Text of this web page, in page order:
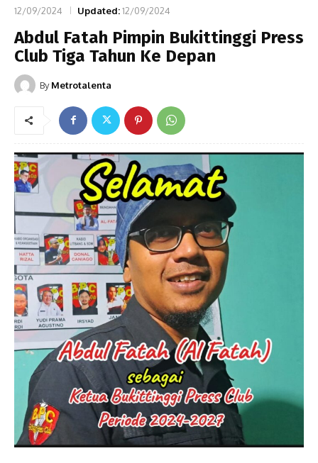
12/09/2024 Updated:12/09/2024
Abdul Fatah Pimpin Bukittinggi Press
Club Tiga Tahun Ke Depan
By Metrotalenta